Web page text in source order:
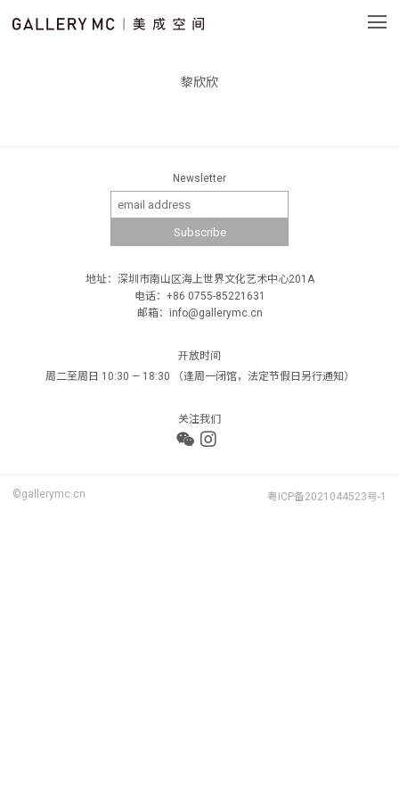
黎欣欣
Newsletter
地址：深圳市南山区海上世界文化艺术中心201A
电话：+86 0755-85221631
邮箱：info@gallerymc.cn
开放时间
周二至周日 10:30 — 18:30 （逢周一闭馆，法定节假日另行通知）
关注我们
©gallerymc.cn 粤ICP备2021044523号-1